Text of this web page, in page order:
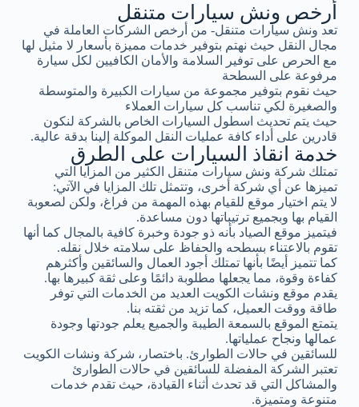
أرخص ونش سيارات متنقل
تعد ونش سيارات متنقل- من أرخص الشركات العاملة في
مجال النقل حيث نهتم بتوفير خدمات مميزة بأسعار لا مثيل لها
مع الحرص على توفير السلامة والأمان الكافيين لكل سيارة
مرفوعة على السطحة
حيث نقوم بتوفير مجموعة من سيارات الكبيرة والمتوسطة
والصغيرة لكي تناسب كل سيارات العملاء
حيث يتم تحديث اسطول السيارات الخاص بالشركة لنكون
قادرين على أداء كافة عمليات النقل الموكلة إلينا بدقة عالية.
خدمة انقاذ السيارات على الطرق
تمتلك شركة ونش سيارات متنقل الكثير من المزايا التي
تميزها عن أي شركة أخرى، وتتمثل تلك المزايا في الآتي:
لا يتم اختيار موقع للقيام بهذه المهمة من فراغ، ولكن لصعوبة
القيام بها وبجميع ترتيباتها دون مساعدة.
فيتميز موقع الصياد بأنه ذو جودة وخبرة كافية بالمجال كما أنها
تقوم بالاعتناء بسطحه والحفاظ على سلامته خلال نقله.
كما تتميز أيضًا بأنها تمتلك أجود العمال والسائقين وأكثرهم
كفاءة وقوة، مما يجعلها مطلوبة دائمًا وعلى ثقة كبيرها بها.
يقدم موقع ونشات الكويت العديد من الخدمات التي توفر
طاقة ووقت العميل، كما تزيد من ثقته بنا.
يتمتع الموقع بالسمعة الطيبة والجميع يعلم جودتها وجودة
عمالها ونجاح عملياتها.
للسائقين في حالات الطوارئ. باختصار، شركة ونشات الكويت
تعتبر الشركة المفضلة للسائقين في حالات الطوارئ
والمشاكل التي قد تحدث أثناء القيادة، حيث تقدم خدمات
متنوعة ومتميزة.